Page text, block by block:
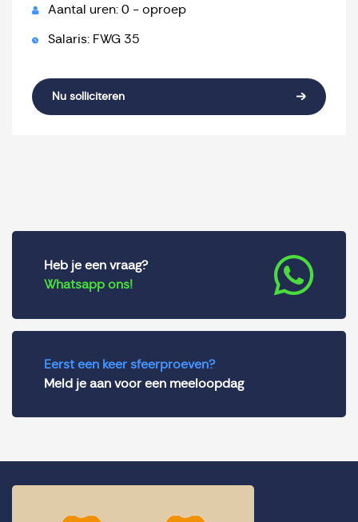
Aantal uren: 0 - oproep
Salaris: FWG 35
Nu solliciteren
Heb je een vraag?
Whatsapp ons!
Eerst een keer sfeerproeven?
Meld je aan voor een meeloopdag